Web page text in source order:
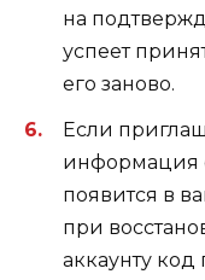
на
успеет
его заново.
Если
информация
появится в
при
аккаунту